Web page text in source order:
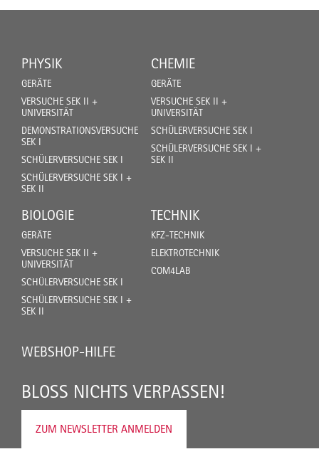
PHYSIK
GERÄTE
VERSUCHE SEK II +
UNIVERSITÄT
DEMONSTRATIONSVERSUCHE
SEK I
SCHÜLERVERSUCHE SEK I
SCHÜLERVERSUCHE SEK I +
SEK II
CHEMIE
GERÄTE
VERSUCHE SEK II +
UNIVERSITÄT
SCHÜLERVERSUCHE SEK I
SCHÜLERVERSUCHE SEK I +
SEK II
BIOLOGIE
GERÄTE
VERSUCHE SEK II +
UNIVERSITÄT
SCHÜLERVERSUCHE SEK I
SCHÜLERVERSUCHE SEK I +
SEK II
TECHNIK
KFZ-TECHNIK
ELEKTROTECHNIK
COM4LAB
WEBSHOP-HILFE
BLOSS NICHTS VERPASSEN!
ZUM NEWSLETTER ANMELDEN